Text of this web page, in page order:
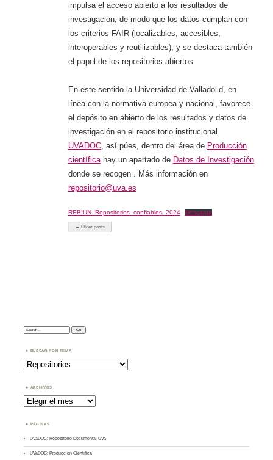
impulsa el acceso abierto a los resultados de
investigación, de modo que los datos cumplan con
los criterios FAIR (localizables, accesibles,
interoperables y reutilizables), y se destaca también
el papel de los repositorios abiertos.
En este sentido la Universidad de Valladolid, en
línea con la normativa europea y nacional, favorece
el depósito en abierto de los resultados y datos de
investigación en el repositorio institucional
UVADOC, así púes, dentro del área de Producción
científicahay un apartado de Datos de Investigación
donde se recogen . Más información en
repositorio@uva.es
REBIUN_Repositorios_confiables_2024 Descarga
← Older posts
Search:
BUSCAR POR TEMA
Buscar
por
Tema
ARCHIVOS
Archivos
PÁGINAS
UVaDOC: Repositorio Documental UVa
UVaDOC: Producción Científica